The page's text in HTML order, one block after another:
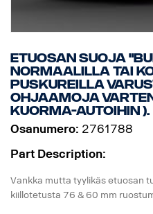
Etuosan suoja
normaalilla tai
puskureilla
ohjaamoja varten.
kuorma-autoihin ).
Osanumero: 2761788
Part Description:
Vankka mutta tyylikäs etuosan
kiillotetusta 76 & 60 mm